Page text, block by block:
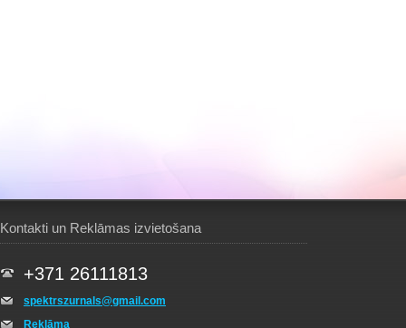
Kontakti un Reklāmas izvietošana
+371 26111813
spektrszurnals@gmail.com
Reklāma